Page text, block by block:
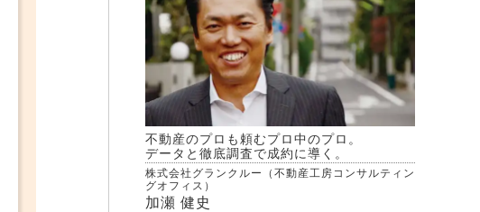
不動産のプロも頼むプロ中のプロ。
データと徹底調査で成約に導く。
株式会社グランクルー（不動産工房コンサルティン
グオフィス）
加瀬 健史